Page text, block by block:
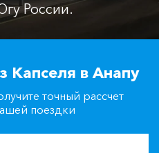
90-04
России.
Капселя в Анапу
точный рассчет
поездки